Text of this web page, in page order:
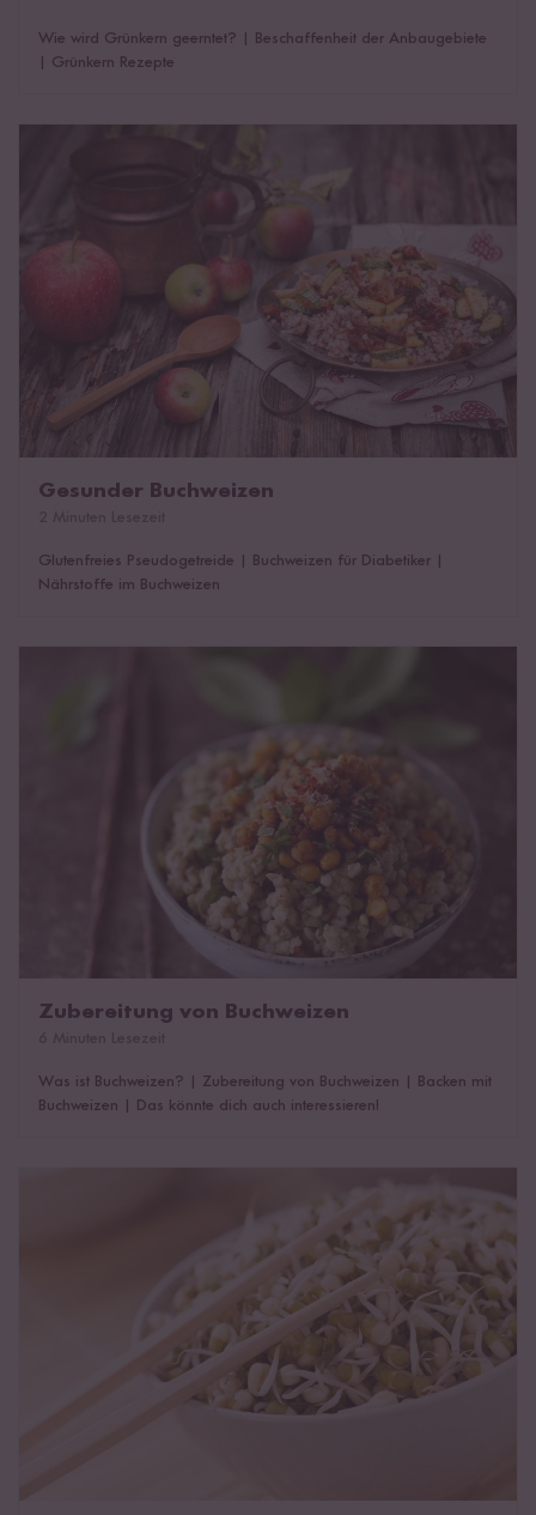
Wie wird Grünkern geerntet?
Beschaffenheit der Anbaugebiete
Grünkern Rezepte
Gesunder Buchweizen
Glutenfreies Pseudogetreide | Buchweizen für Diabetiker |
Nährstoffe im Buchweizen
Zubereitung von Buchweizen
Was ist Buchweizen? Zubereitung von Buchweizen
Backen mit
Buchweizen
Das könnte dich auch interessieren!